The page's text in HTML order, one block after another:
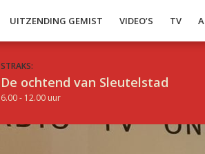
UITZENDING GEMIST VIDEO’S TV
STRAKS:
De ochtend van Sleutelstad
6.00 - 12.00 uur